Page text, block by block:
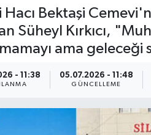
Hacı Bektaşi
Süheyl Kırkıcı,
ama geleceği
- 11:38 05.07.2026 - 11:48
GÜNCELLEME
Durumu ve Fikstür